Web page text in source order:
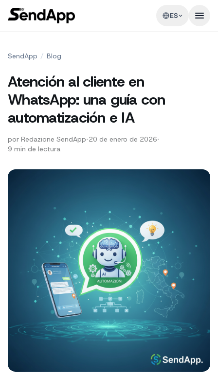
ES
SendApp / Blog
Atención al cliente en
WhatsApp: una guía con
automatización e IA
por Redazione SendApp•20 de enero de 2026•
9 min de lectura